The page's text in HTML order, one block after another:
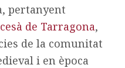
pertanyent
de Tarragona,
de la comunitat
i en època